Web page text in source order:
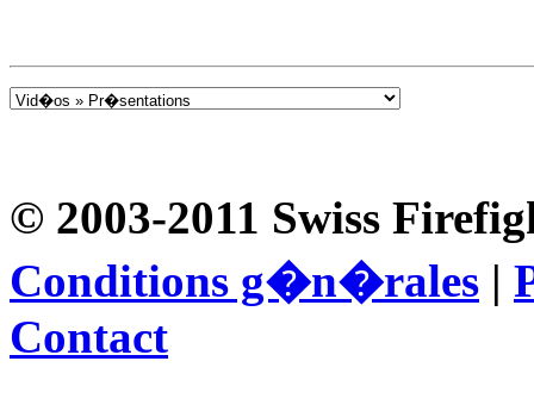
© 2003-2011 Swiss
Conditions g�n�rales |
Contact